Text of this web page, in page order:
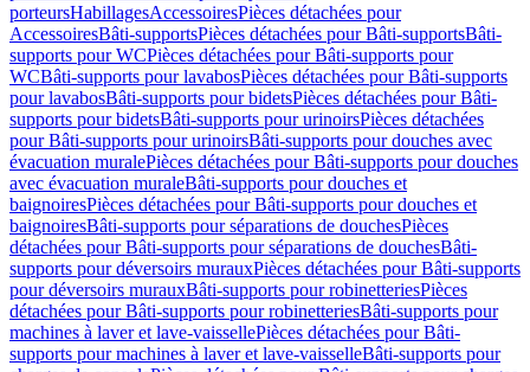
porteursHabillagesAccessoiresPièces détachées pour
AccessoiresBâti-supportsPièces détachées pour Bâti-supportsBâti-
supports pour WCPièces détachées pour Bâti-supports pour
WCBâti-supports pour lavabosPièces détachées pour Bâti-supports
pour lavabosBâti-supports pour bidetsPièces détachées pour Bâti-
supports pour bidetsBâti-supports pour urinoirsPièces détachées
pour Bâti-supports pour urinoirsBâti-supports pour douches avec
évacuation muralePièces détachées pour Bâti-supports pour douches
avec évacuation muraleBâti-supports pour douches et
baignoiresPièces détachées pour Bâti-supports pour douches et
baignoiresBâti-supports pour séparations de douchesPièces
détachées pour Bâti-supports pour séparations de douchesBâti-
supports pour déversoirs murauxPièces détachées pour Bâti-supports
pour déversoirs murauxBâti-supports pour robinetteriesPièces
détachées pour Bâti-supports pour robinetteriesBâti-supports pour
machines à laver et lave-vaissellePièces détachées pour Bâti-
supports pour machines à laver et lave-vaisselleBâti-supports pour